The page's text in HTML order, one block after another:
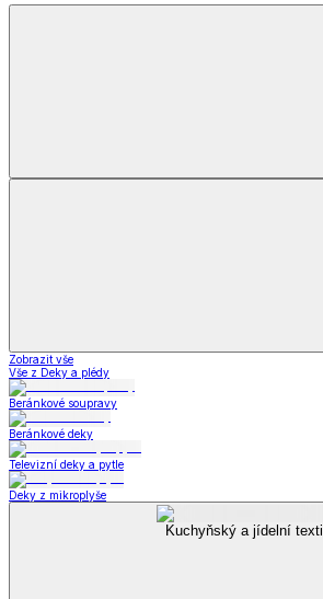
Zobrazit vše
Vše z Deky a plédy
Beránkové soupravy
Beránkové deky
Televizní deky a pytle
Deky z mikroplyše
Kuchyňský a jídelní textil